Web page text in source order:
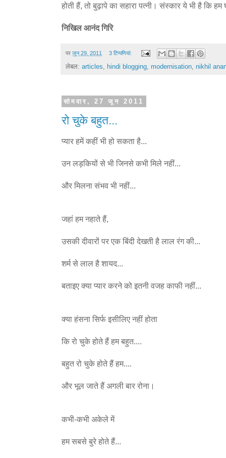
होती हैं, तो बुढ़ापे का सहारा पत्नी। संस्कार ये भी है कि
निखिल आनंद गिरि
पर जून 29, 2011 3 टिप्‍पणियां:
लेबल: articles, hindi blogging, modernisation, nikhil
सोमवार, 27 जून 2011
रो चुके बहुत...
प्यार हमें कहीं भी हो सकता है...
उन लड़कियों से भी जिनसे कभी मिले नहीं...
और मिलना संभव भी नहीं...
जहां हम नहाते हैं,
उसकी दीवारों पर एक बिंदी देखती है लाल रंग की...
शर्म से लाल है शायद...
बताइए क्या प्यार करने को इतनी वजह काफी नहीं...
क्या हंसना सिर्फ इसीलिए नहीं होता
कि रो चुके होते हैं हम बहुत....
बहुत रो चुके होते हैं हम....
और भूल जाते हैं अगली बार रोना।
कभी-कभी अकेले में
हम सबसे बुरे होते हैं...